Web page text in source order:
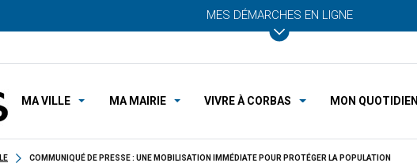
MES DÉMARCHES EN LIGNE
MA VILLE MA MAIRIE VIVRE À CORBAS MON QUOTIDIEN
COMMUNIQUÉ DE PRESSE : UNE MOBILISATION IMMÉDIATE POUR PROTÉGER LA POPULATION